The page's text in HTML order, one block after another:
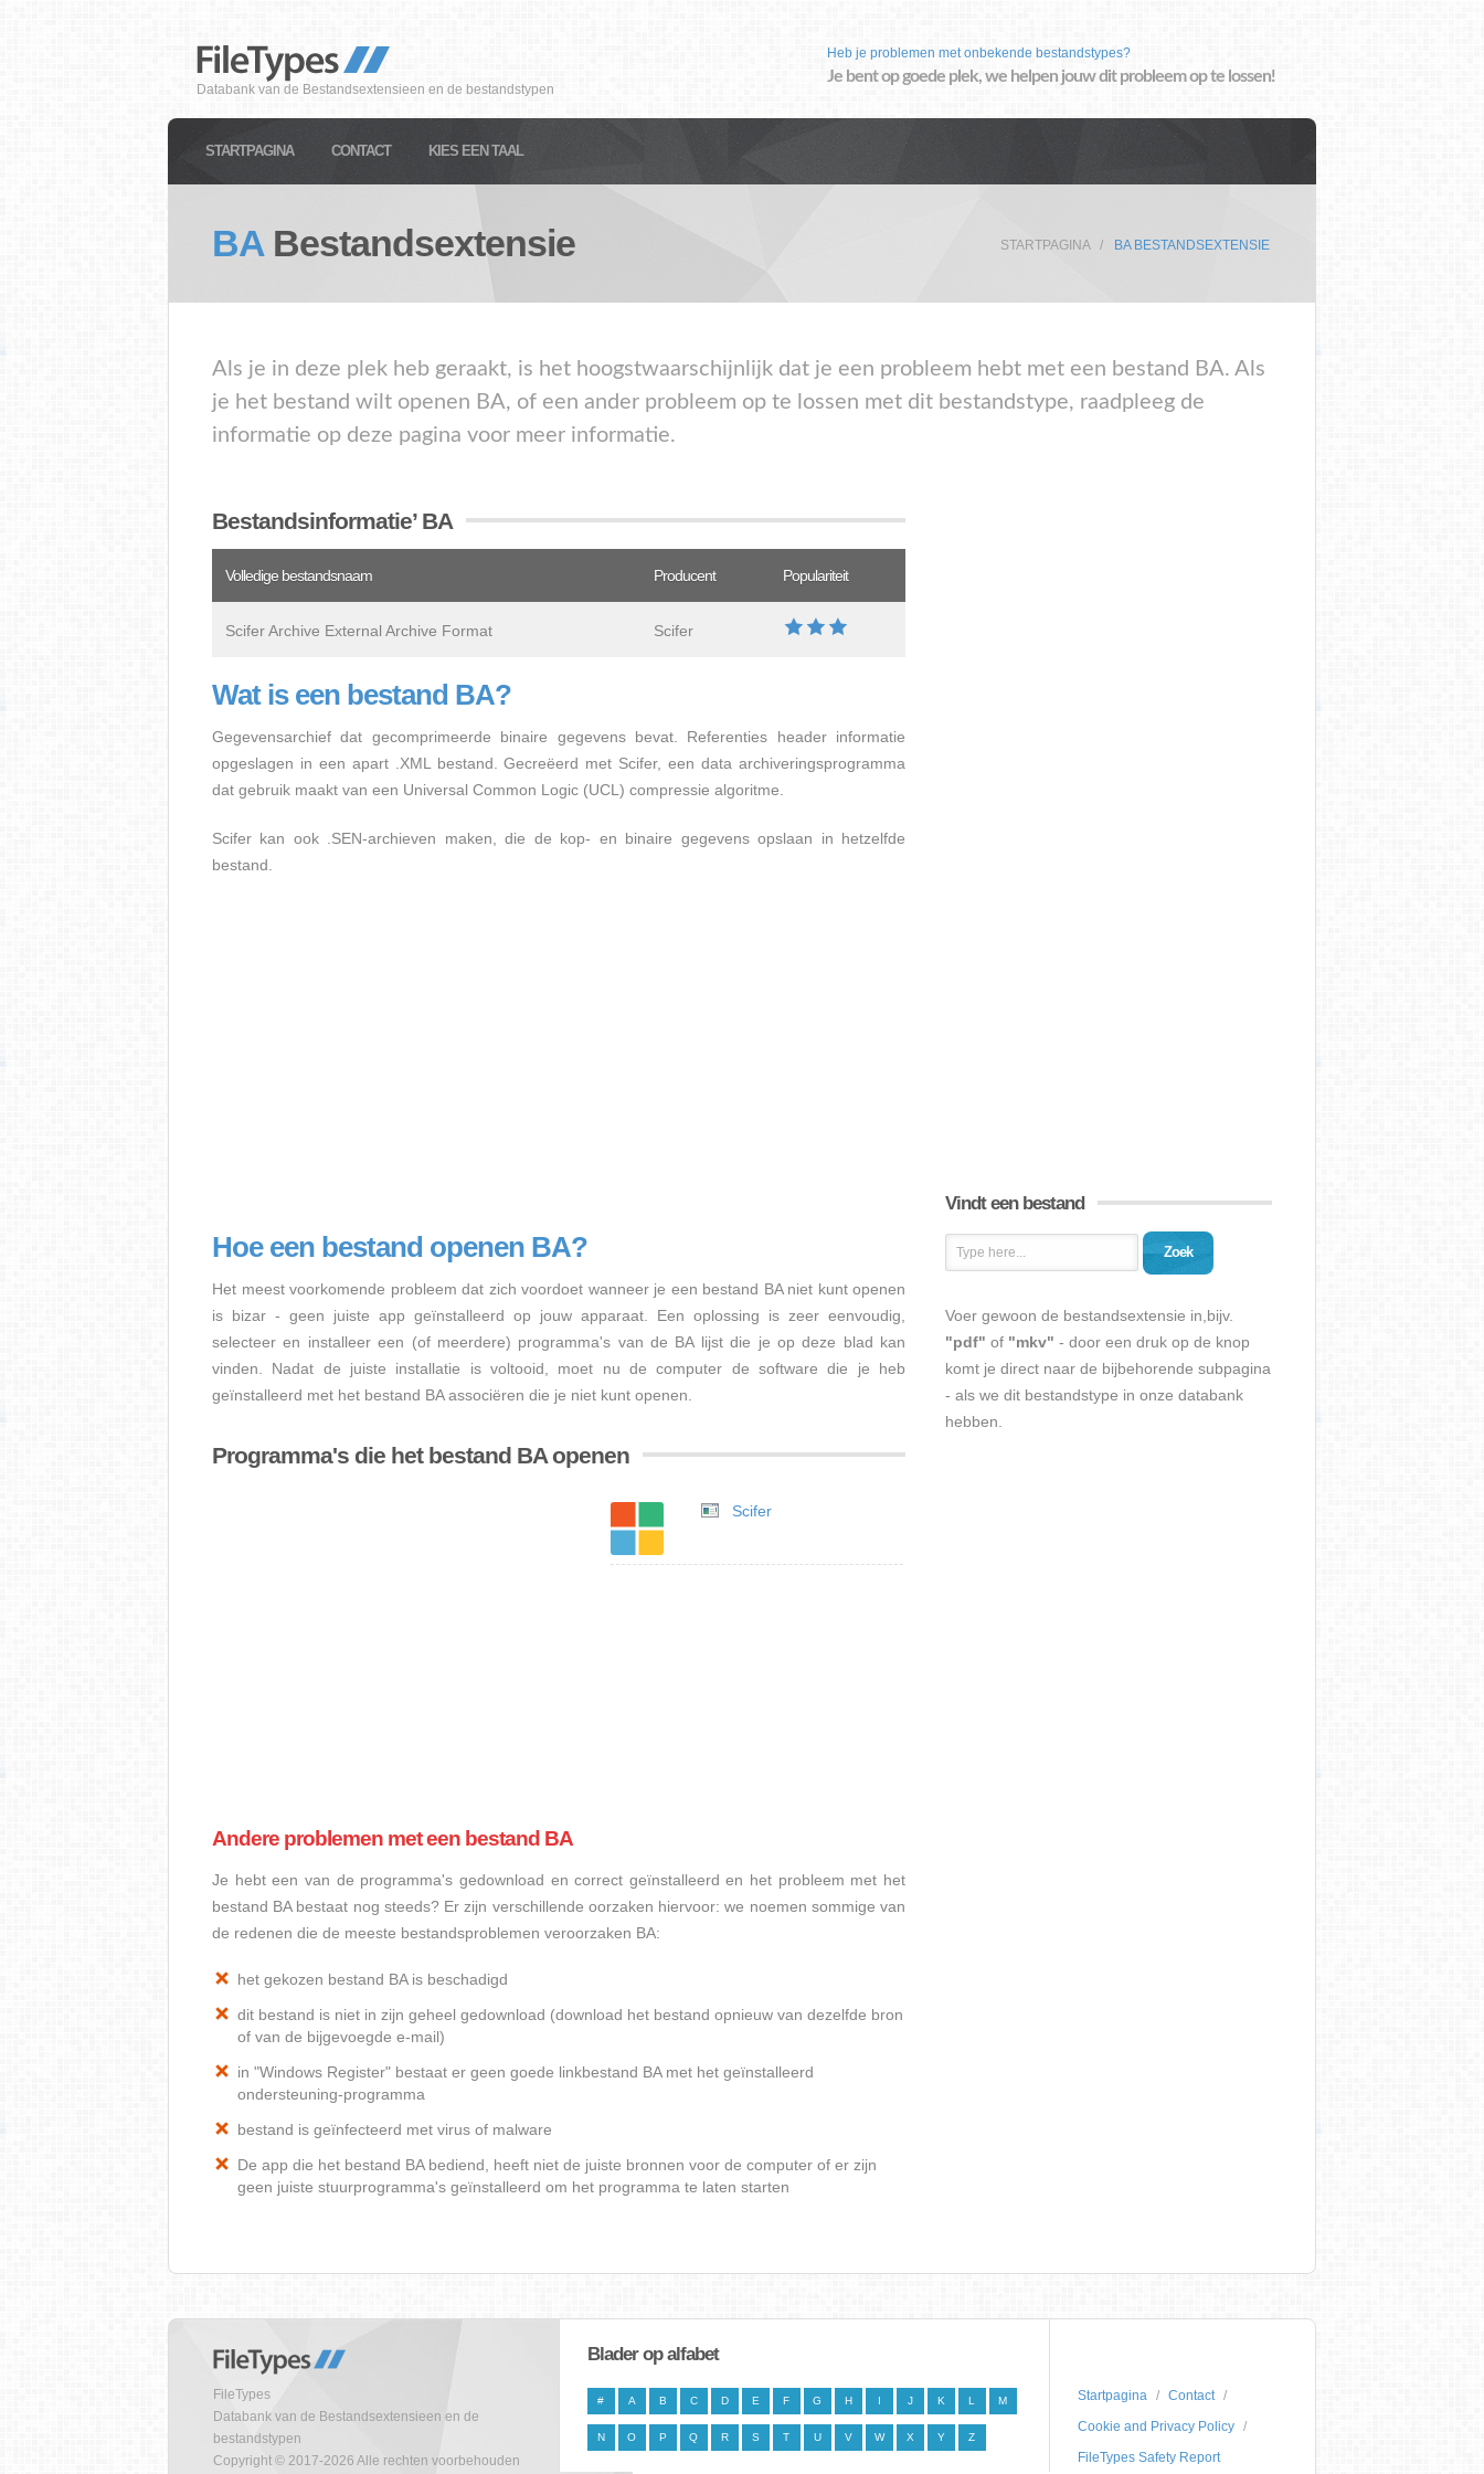
Databank van de Bestandsextensieen en de bestandstypen
Heb je problemen met onbekende bestandstypes?
Je bent op goede plek, we helpen jouw dit probleem op te lossen!
STARTPAGINA CONTACT KIES EEN TAAL
BA Bestandsextensie STARTPAGINA BA BESTANDSEXTENSIE
Als je in deze plek heb geraakt, is het hoogstwaarschijnlijk dat je een probleem hebt met een bestand BA. Als
je het bestand wilt openen BA, of een ander probleem op te lossen met dit bestandstype, raadpleeg de
informatie op deze pagina voor meer informatie.
Bestandsinformatie’ BA
Volledige bestandsnaam Producent Populariteit
Scifer Archive External Archive Format Scifer
Wat is een bestand BA?
Gegevensarchief dat gecomprimeerde binaire gegevens bevat. Referenties header informatie
opgeslagen in een apart .XML bestand. Gecreëerd met Scifer, een data archiveringsprogramma
dat gebruik maakt van een Universal Common Logic (UCL) compressie algoritme.
Scifer kan ook .SEN-archieven maken, die de kop- en binaire gegevens opslaan in hetzelfde
bestand.
Hoe een bestand openen BA?
Het meest voorkomende probleem dat zich voordoet wanneer je een bestand BA niet kunt openen
is bizar - geen juiste app geïnstalleerd op jouw apparaat. Een oplossing is zeer eenvoudig,
selecteer en installeer een (of meerdere) programma's van de BA lijst die je op deze blad kan
vinden. Nadat de juiste installatie is voltooid, moet nu de computer de software die je heb
geïnstalleerd met het bestand BA associëren die je niet kunt openen.
Programma's die het bestand BA openen
Scifer
Andere problemen met een bestand BA
Je hebt een van de programma's gedownload en correct geïnstalleerd en het probleem met het
bestand BA bestaat nog steeds? Er zijn verschillende oorzaken hiervoor: we noemen sommige van
de redenen die de meeste bestandsproblemen veroorzaken BA:
het gekozen bestand BA is beschadigd
dit bestand is niet in zijn geheel gedownload (download het bestand opnieuw van dezelfde bron
of van de bijgevoegde e-mail)
in "Windows Register" bestaat er geen goede linkbestand BA met het geïnstalleerd
ondersteuning-programma
bestand is geïnfecteerd met virus of malware
De app die het bestand BA bediend, heeft niet de juiste bronnen voor de computer of er zijn
geen juiste stuurprogramma's geïnstalleerd om het programma te laten starten
Vindt een bestand
Zoek
Voer gewoon de bestandsextensie in,bijv.
"pdf" of "mkv" - door een druk op de knop
komt je direct naar de bijbehorende subpagina
- als we dit bestandstype in onze databank
hebben.
FileTypes
Databank van de Bestandsextensieen en de
bestandstypen
Copyright © 2017-2026 Alle rechten voorbehouden
Blader op alfabet
# A B C D E F G H I J K L M
N O P Q R S T U V W X Y Z
Startpagina
Contact
Cookie and Privacy Policy
FileTypes Safety Report